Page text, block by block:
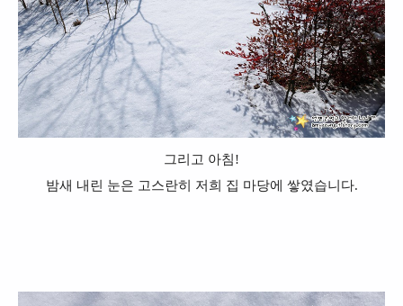
그리고 아침!
밤새 내린 눈은 고스란히 저희 집 마당에 쌓였습니다.